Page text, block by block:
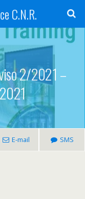
C.N.R.
2/2021 –
E-mail SMS